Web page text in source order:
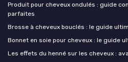
Produit pour cheveux ondulés : guide
parfaites
Brosse à cheveux bouclés : le guide
Bonnet en soie pour cheveux : le guide
Les effets du henné sur les cheveux :